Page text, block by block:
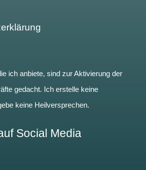
ich anbiete, sind zur Aktivierung der
gedacht. Ich erstelle keine
keine Heilversprechen.
Social Media